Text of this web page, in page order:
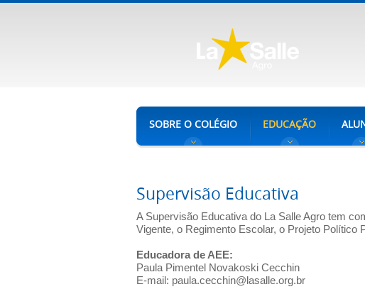
SOBRE O COLÉGIO EDUCAÇÃO
Supervisão Educativa
A Supervisão Educativa do La Salle Agro tem
Vigente, o Regimento Escolar, o Projeto
Educadora de AEE:
Paula Pimentel Novakoski Cecchin
E-mail: paula.cecchin@lasalle.org.br